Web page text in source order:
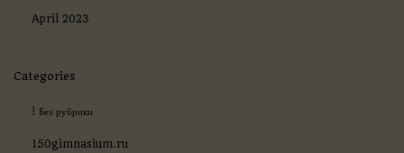
April 2023
Categories
! Без рубрики
150gimnasium.ru